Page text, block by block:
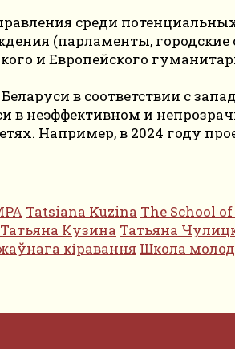
среди
(парламенты,
и Европейского
в соответствии с
в неэффективном и
Например, в 2024 году
Tatsiana Kuzina The School
Татьяна Кузина Татьяна
кіравання Школа